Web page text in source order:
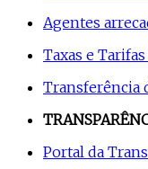
Agentes
Taxas e
Transferência
Portal da